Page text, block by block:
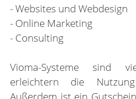
- Websites und Webdesign
- Online Marketing
- Consulting
Vioma-Systeme sind
erleichtern die